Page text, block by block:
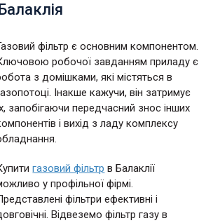
фільтр є основним компонентом.
робочої завданням приладу є
з домішками, які містяться в
Інакше кажучи, він затримує
запобігаючи передчасний знос інших
і вихід з ладу комплексу
газовий фільтр в Балаклії
у профільної фірмі.
фільтри ефективні і
Відвеземо фільтр газу в